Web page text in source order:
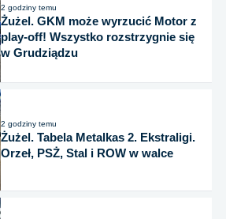
2 godziny temu
Żużel. GKM może wyrzucić Motor z
play-off! Wszystko rozstrzygnie się
w Grudziądzu
2 godziny temu
Żużel. Tabela Metalkas 2. Ekstraligi.
Orzeł, PSŻ, Stal i ROW w walce